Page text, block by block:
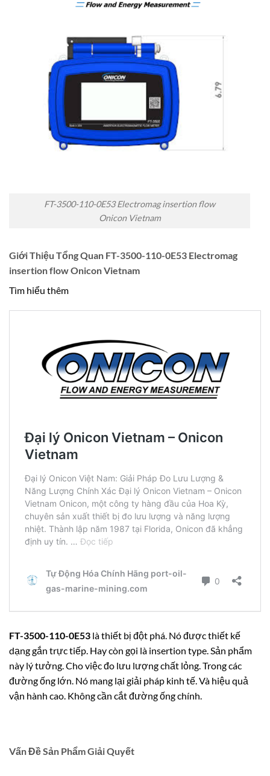
FT-3500-110-0E53 Electromag insertion flow
Onicon Vietnam
Giới Thiệu Tổng Quan FT-3500-110-0E53 Electromag
insertion flow Onicon Vietnam
Tìm hiểu thêm
FT-3500-110-0E53 là thiết bị đột phá. Nó được thiết kế
dạng gắn trực tiếp. Hay còn gọi là insertion type. Sản phẩm
này lý tưởng. Cho việc đo lưu lượng chất lỏng. Trong các
đường ống lớn. Nó mang lại giải pháp kinh tế. Và hiệu quả
vận hành cao. Không cần cắt đường ống chính.
Vấn Đề Sản Phẩm Giải Quyết